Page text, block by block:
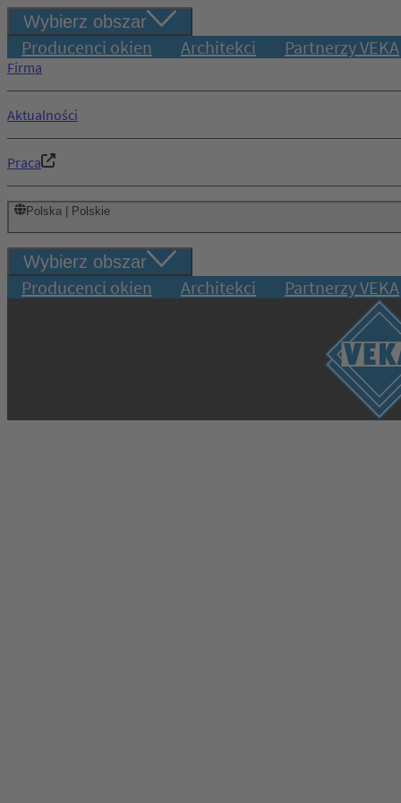
Wybierz obszar
Producenci okien Architekci Partnerzy VEKA
Firma
Aktualności
Praca
Polska | Polskie
Wybierz obszar
Producenci okien Architekci Partnerzy VEKA